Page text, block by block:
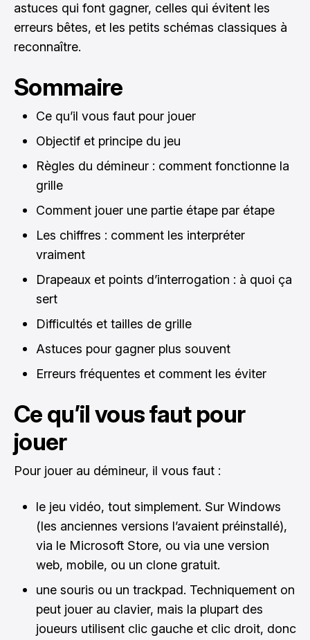
astuces qui font gagner, celles qui évitent les
erreurs bêtes, et les petits schémas classiques à
reconnaître.
Sommaire
Ce qu’il vous faut pour jouer
Objectif et principe du jeu
Règles du démineur : comment fonctionne la
grille
Comment jouer une partie étape par étape
Les chiffres : comment les interpréter
vraiment
Drapeaux et points d’interrogation : à quoi ça
sert
Difficultés et tailles de grille
Astuces pour gagner plus souvent
Erreurs fréquentes et comment les éviter
Ce qu’il vous faut pour
jouer
Pour jouer au démineur, il vous faut :
le jeu vidéo, tout simplement. Sur Windows
(les anciennes versions l’avaient préinstallé),
via le Microsoft Store, ou via une version
web, mobile, ou un clone gratuit.
une souris ou un trackpad. Techniquement on
peut jouer au clavier, mais la plupart des
joueurs utilisent clic gauche et clic droit, donc